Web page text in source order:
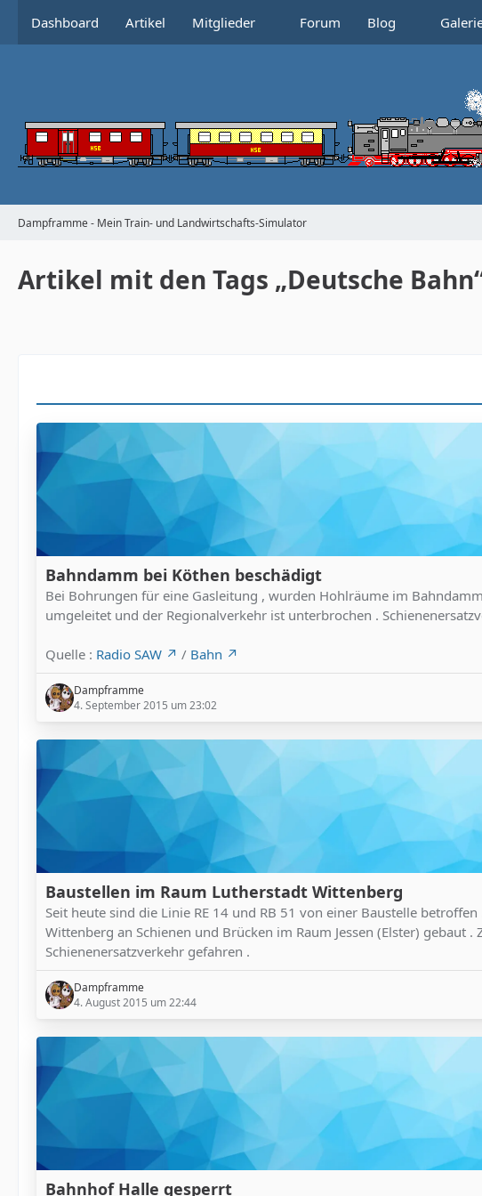
Dashboard Artikel Mitglieder Forum Blog
Dampframme - Mein Train- und Landwirtschafts-Simulator
Artikel mit den Tags „Deutsche
Bahndamm bei Köthen beschädigt
Bei Bohrungen für eine Gasleitung , wurden Hohlräume im
umgeleitet und der Regionalverkehr ist unterbrochen .
Quelle : Radio SAW / Bahn
Dampframme
4. September 2015 um 23:02
Baustellen im Raum Lutherstadt Wittenberg
Seit heute sind die Linie RE 14 und RB 51 von einer Baustelle
Wittenberg an Schienen und Brücken im Raum Jessen (Elster) gebaut
Schienenersatzverkehr gefahren .
Dampframme
4. August 2015 um 22:44
Bahnhof Halle gesperrt